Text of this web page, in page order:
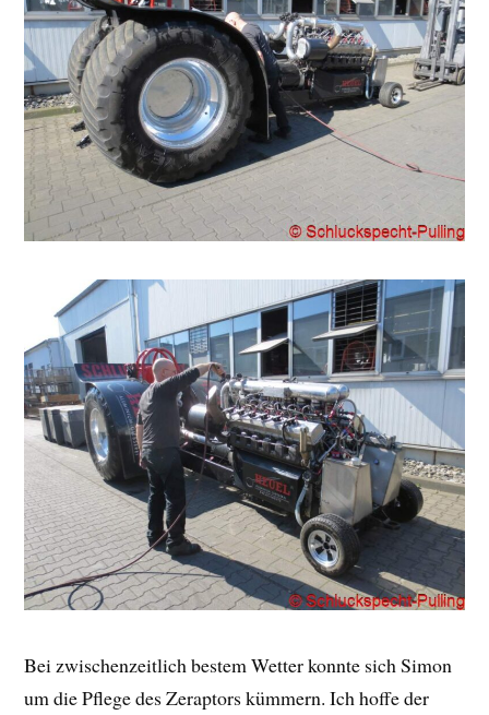
Bei zwischenzeitlich bestem Wetter konnte sich Simon
um die Pflege des Zeraptors kümmern. Ich hoffe der